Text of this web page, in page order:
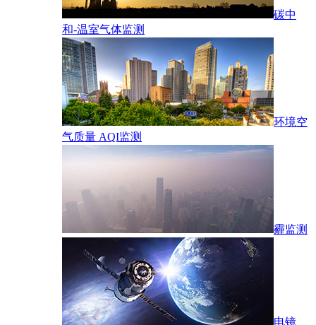
碳中
和-温室气体监测
环境空
气质量 AQI监测
霾监测
电镜